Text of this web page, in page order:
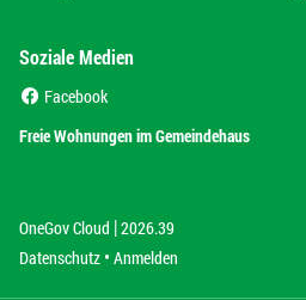
Soziale Medien
Facebook
Freie Wohnungen im Gemeindehaus
OneGov Cloud (External Link)
|2026.39
Datenschutz (External Link)
Anmelden